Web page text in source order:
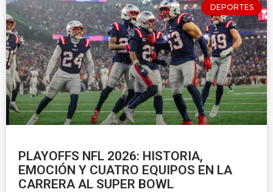
DEPORTES
PLAYOFFS NFL 2026: HISTORIA,
EMOCIÓN Y CUATRO EQUIPOS EN LA
CARRERA AL SUPER BOWL